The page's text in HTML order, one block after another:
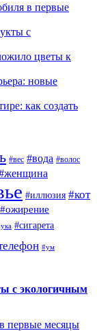
в первые
с
цветы к
новые
как создать
#вес #вода #волос
#иллюзия #кот
#ожирение
#сигарета
#ум
с экологичным
первые месяцы